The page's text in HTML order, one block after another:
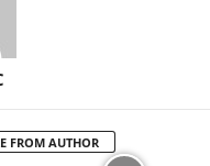
FROM AUTHOR